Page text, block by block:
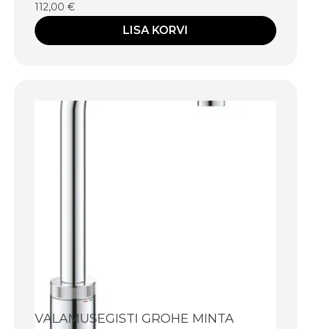
112,00 €
LISA KORVI
VALAMUSEGISTI GROHE MINTA